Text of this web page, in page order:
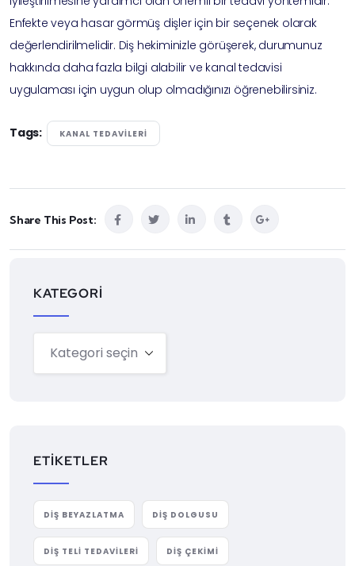
Enfekte veya hasar görmüş dişler için bir seçenek olarak
değerlendirilmelidir. Diş hekiminizle görüşerek, durumunuz
hakkında daha fazla bilgi alabilir ve kanal tedavisi
uygulaması için uygun olup olmadığınızı öğrenebilirsiniz.
Tags: KANAL TEDAVILERI
Share This Post:
KATEGORI
ETIKETLER
DIŞ BEYAZLATMA DIŞ DOLGUSU
DIŞ TELI TEDAVILERI DIŞ ÇEKIMI